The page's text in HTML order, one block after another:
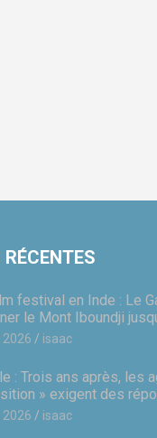
festival en Inde : Le
le Mont Iboundji
2026 isaac
: Trois ans après, les
» exigent des
2026 isaac